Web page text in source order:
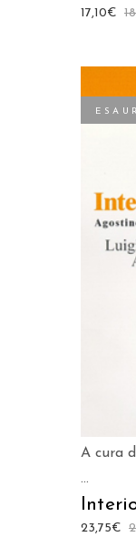
17,10€
A cura
...
23,75€